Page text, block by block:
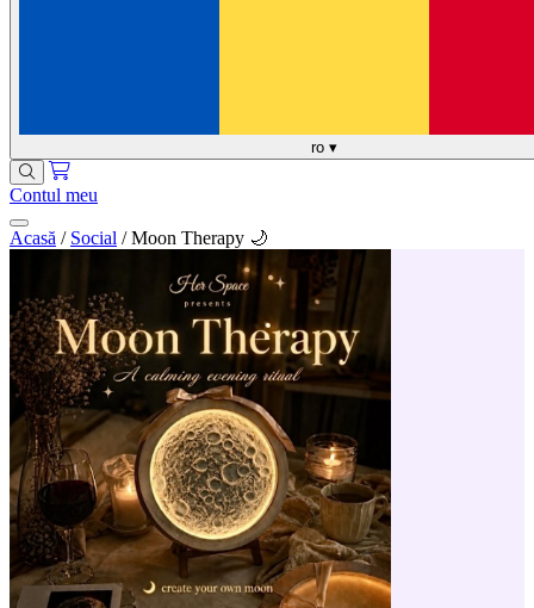
ro ▾
Contul meu
Acasă / Social / Moon Therapy 🌙